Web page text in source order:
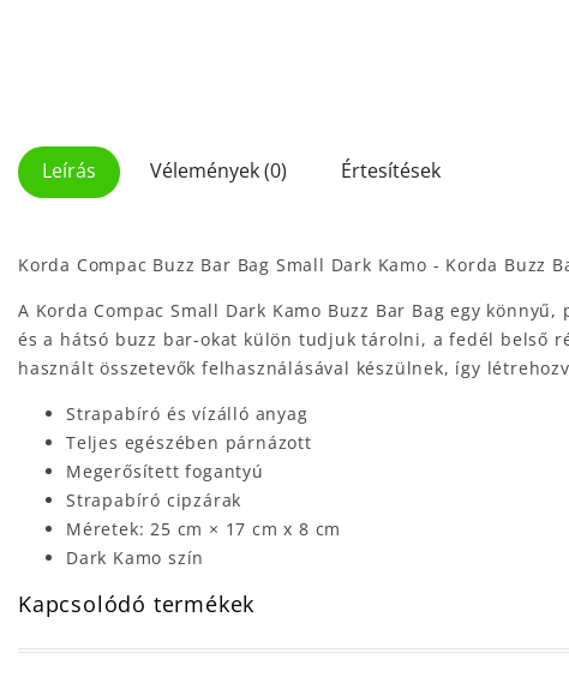
Leírás Vélemények (0) Értesítések
Korda Compac Buzz Bar Bag Small Dark Kamo - Korda Buzz
A Korda Compac Small Dark Kamo Buzz Bar Bag egy
és a hátsó buzz bar-okat külön tudjuk tárolni, a fedél belső
használt összetevők felhasználásával készülnek, így
Strapabíró és vízálló anyag
Teljes egészében párnázott
Megerősített fogantyú
Strapabíró cipzárak
Méretek: 25 cm × 17 cm x 8 cm
Dark Kamo szín
Kapcsolódó termékek